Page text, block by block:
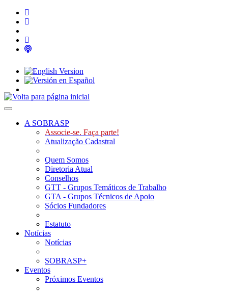
Toggle navigation
A SOBRASP
Associe-se. Faça parte!
Atualização Cadastral
Quem Somos
Diretoria Atual
Conselhos
GTT - Grupos Temáticos de Trabalho
GTA - Grupos Técnicos de Apoio
Sócios Fundadores
Estatuto
Notícias
Notícias
SOBRASP+
Eventos
Próximos Eventos